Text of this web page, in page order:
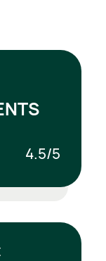
4.5/5